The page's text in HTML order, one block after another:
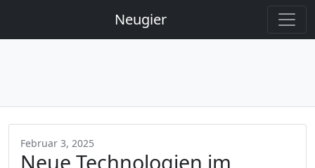
Neugier
Februar 3, 2025
Neue Technologien im